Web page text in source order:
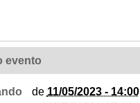
evento
de 11/05/2023 - 14:00